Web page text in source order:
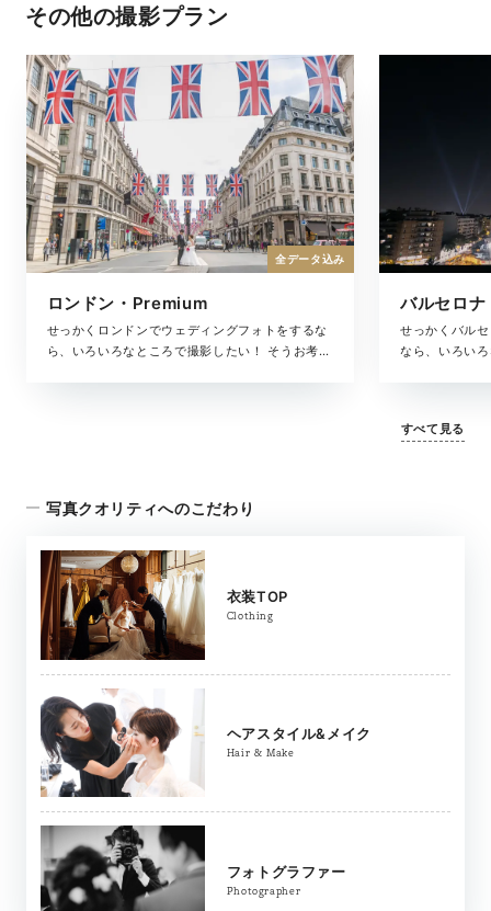
その他の撮影プラン
ロンドン・Premium
せっかくロンドンでウェディングフォトをするな
ら、いろいろなところで撮影したい！ そうお考え
全データ込み
バルセロ
せっかくバル
なら、いろい
りと収め、色
すべて見る
写真クオリティへのこだわり
衣装TOP
Clothing
ヘアスタイル&メイク
Hair & Make
フォトグラファー
Photographer